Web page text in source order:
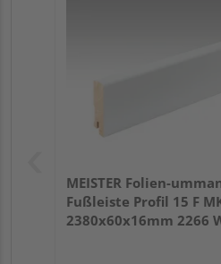
MEISTER Folien-
Fußleiste Profil 15 F
2380x60x16mm 2266